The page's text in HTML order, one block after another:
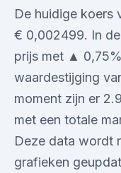
De huidige koers
€ 0,002499. In
prijs met ▲
waardestijging
moment zijn er
met een totale
Deze data wordt
grafieken